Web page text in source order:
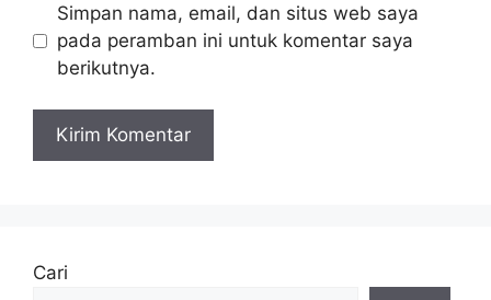
Simpan nama, email, dan situs web saya
pada peramban ini untuk komentar saya
berikutnya.
Cari